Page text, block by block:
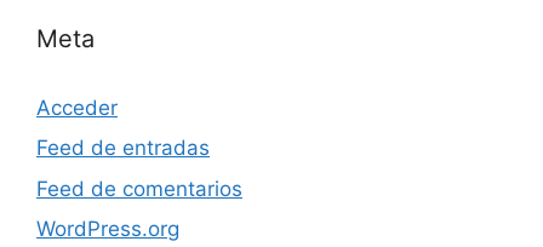
Meta
Acceder
Feed de entradas
Feed de comentarios
WordPress.org